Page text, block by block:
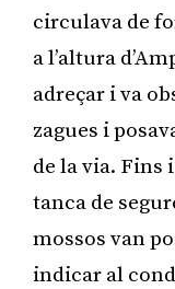
circulava de
a l’altura
adreçar i va
zagues i
de la via. Fins
tanca de
mossos van
indicar al